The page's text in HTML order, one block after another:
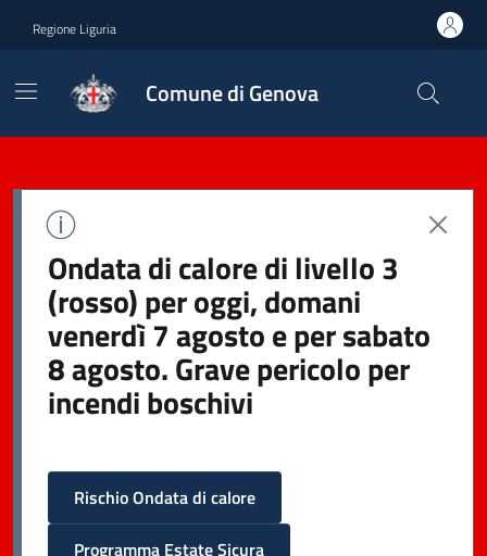
Regione Liguria
Comune di Genova
Ondata di calore di livello 3
(rosso) per oggi, domani
venerdì 7 agosto e per sabato
8 agosto. Grave pericolo per
incendi boschivi
Rischio Ondata di calore
Programma Estate Sicura